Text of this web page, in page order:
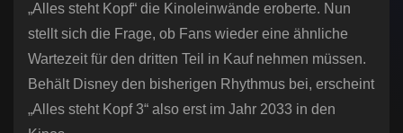
„Alles steht Kopf“ die Kinoleinwände eroberte. Nun
stellt sich die Frage, ob Fans wieder eine ähnliche
Wartezeit für den dritten Teil in Kauf nehmen müssen.
Behält Disney den bisherigen Rhythmus bei, erscheint
„Alles steht Kopf 3“ also erst im Jahr 2033 in den